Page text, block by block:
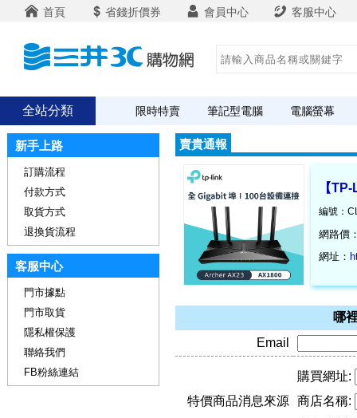
首頁 省錢折價券 會員中心 客服中心
全站分類 限時特賣 筆記型電腦 電腦螢幕
賣貴通報
【
編號：
網路價
網址：
哪
Email
特價商品消息來源
購買網址:
商店名稱:
新手上路
訂購流程
付款方式
取貨方式
退換貨流程
客服中心
門市據點
門市取貨
隱私權保護
聯絡我們
FB粉絲連結